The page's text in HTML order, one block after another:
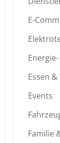
E-
Essen
Events
Familie